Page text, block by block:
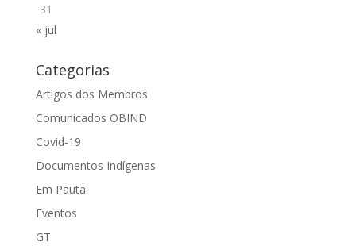
31
« jul
Categorias
Artigos dos Membros
Comunicados OBIND
Covid-19
Documentos Indígenas
Em Pauta
Eventos
GT